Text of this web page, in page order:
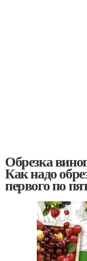
Обрезка
Как надо
первого по